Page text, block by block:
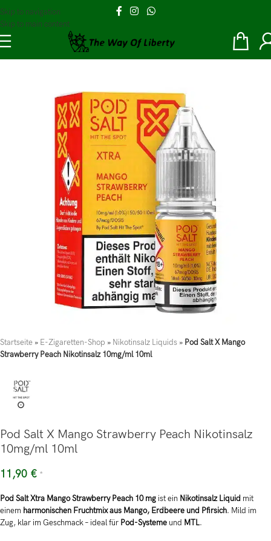
Skip to navigation
Skip to main content
Startseite » E-Zigaretten-Shop » Nikotinsalz Liquids » Pod Salt X Mango
Strawberry Peach Nikotinsalz 10mg/ml 10ml
Pod Salt X Mango Strawberry Peach Nikotinsalz
10mg/ml 10ml
11,90 € *
Pod Salt Xtra Mango Strawberry Peach 10 mg ist ein Nikotinsalz Liquid mit
einem harmonischen Fruchtmix aus Mango, Erdbeere und Pfirsich. Mild im
Zug, klar im Geschmack – ideal für Pod-Systeme und MTL.